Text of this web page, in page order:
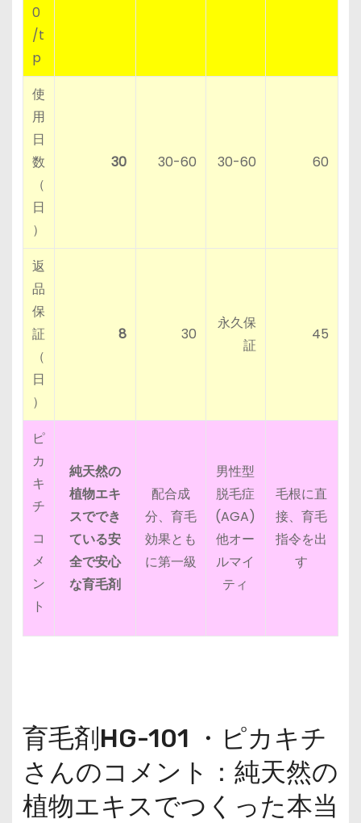
0
/t
p
使
用
日
数
（
日
）
30 30-60 30-60 60
返
品
保
証
（
日
）
8 30
永久保
証
45
ピ
カ
キ
チ
コ
メ
ン
ト
純天然の
植物エキ
スででき
ている安
全で安心
な育毛剤
配合成
分、育毛
効果とも
に第一級
男性型
脱毛症
(AGA)
他オー
ルマイ
ティ
毛根に直
接、育毛
指令を出
す
育毛剤HG-101 ・ピカキチ
さんのコメント：純天然の
植物エキスでつくった本当